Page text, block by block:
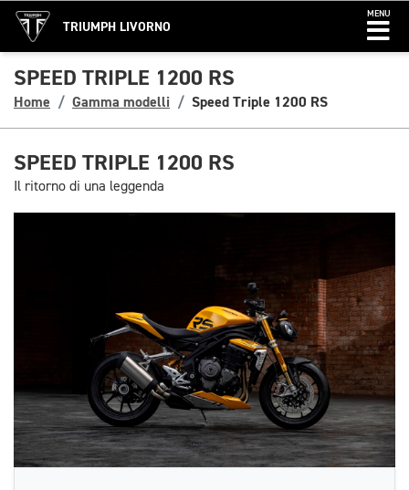
TRIUMPH LIVORNO
MENU
SPEED TRIPLE 1200 RS
Home Gamma modelli Speed Triple 1200 RS
SPEED TRIPLE 1200 RS
Il ritorno di una leggenda